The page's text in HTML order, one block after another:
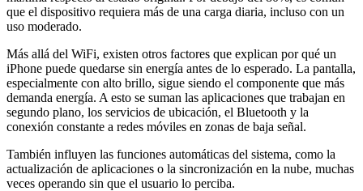
que el dispositivo requiera más de una carga diaria, incluso con un
uso moderado.
Más allá del WiFi, existen otros factores que explican por qué un
iPhone puede quedarse sin energía antes de lo esperado. La pantalla,
especialmente con alto brillo, sigue siendo el componente que más
demanda energía. A esto se suman las aplicaciones que trabajan en
segundo plano, los servicios de ubicación, el Bluetooth y la
conexión constante a redes móviles en zonas de baja señal.
También influyen las funciones automáticas del sistema, como la
actualización de aplicaciones o la sincronización en la nube, muchas
veces operando sin que el usuario lo perciba.